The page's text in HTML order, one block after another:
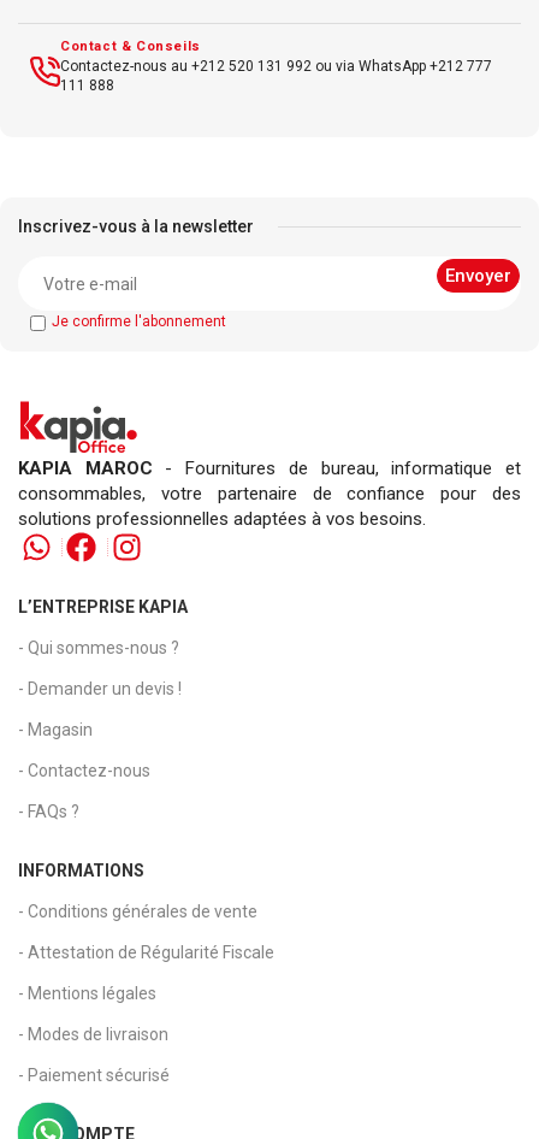
Contact & Conseils
Contactez-nous au +212 520 131 992 ou via WhatsApp +212 777
111 888
Inscrivez-vous à la newsletter
Je confirme l'abonnement
KAPIA MAROC - Fournitures de bureau, informatique et
consommables, votre partenaire de confiance pour des
solutions professionnelles adaptées à vos besoins.
L’ENTREPRISE KAPIA
- Qui sommes-nous ?
- Demander un devis !
- Magasin
- Contactez-nous
- FAQs ?
INFORMATIONS
- Conditions générales de vente
- Attestation de Régularité Fiscale
- Mentions légales
- Modes de livraison
- Paiement sécurisé
MON COMPTE